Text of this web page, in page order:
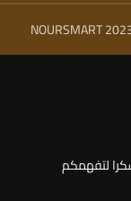
لتفهمكم